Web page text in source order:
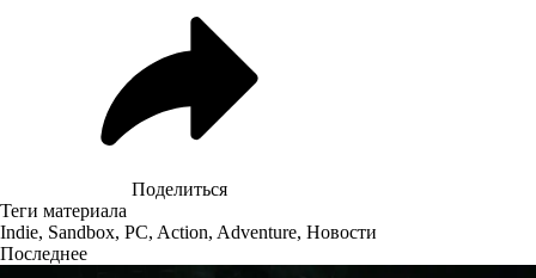
Поделиться
Теги материала
Indie, Sandbox, PC, Action, Adventure, Новости
Последнее